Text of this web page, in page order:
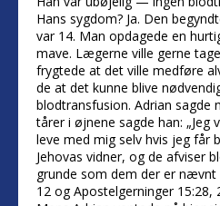
Hans sygdom? Ja. Den
var 14. Man opdagede en
mave. Lægerne ville gerne
frygtede at det ville medføre
de at det kunne blive
blodtransfusion. Adrian sagde
tårer i øjnene sagde han: „Jeg
leve med mig selv hvis jeg får
Jehovas vidner, og de afviser
grunde som dem der er
12 og Apostelgerninger 15:28,